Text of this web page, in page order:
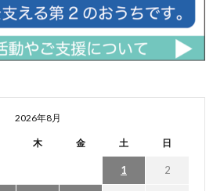
2026年8月
木 金 土 日
1 2